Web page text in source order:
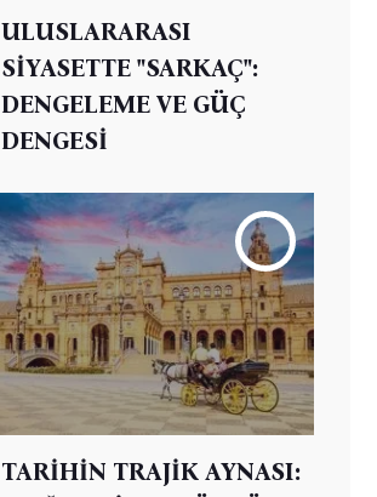
ULUSLARARASI
SİYASETTE "SARKAÇ":
DENGELEME VE GÜÇ
DENGESİ
TARİHİN TRAJİK AYNASI: